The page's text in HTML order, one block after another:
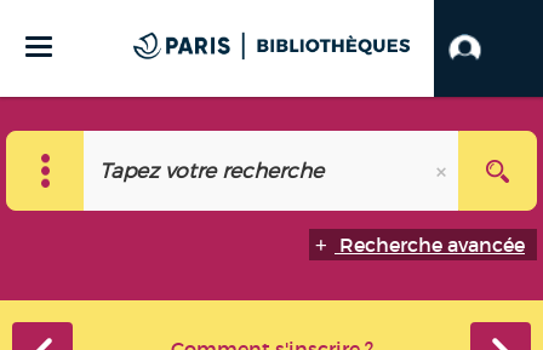
Recherche avancée